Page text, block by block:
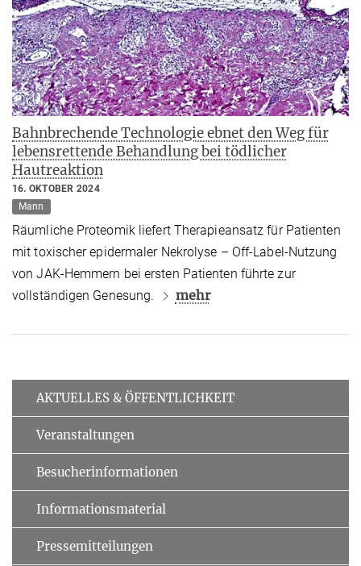
Bahnbrechende Technologie ebnet den Weg für
lebensrettende Behandlung bei tödlicher
Hautreaktion
16. OKTOBER 2024
Mann
Räumliche Proteomik liefert Therapieansatz für Patienten
mit toxischer epidermaler Nekrolyse – Off-Label-Nutzung
von JAK-Hemmern bei ersten Patienten führte zur
vollständigen Genesung.
mehr
AKTUELLES & ÖFFENTLICHKEIT
Veranstaltungen
Besucherinformationen
Informationsmaterial
Pressemitteilungen